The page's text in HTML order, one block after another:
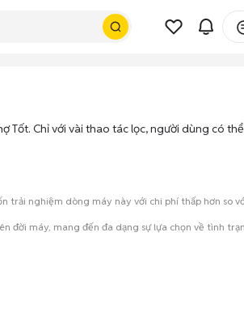
Tốt. Chỉ với vài thao tác lọc, người dùng có
trải nghiệm dòng máy này với chi phí thấp hơn so
đời máy, mang đến đa dạng sự lựa chọn về tình
của máy so với mô tả trên tin đăng.